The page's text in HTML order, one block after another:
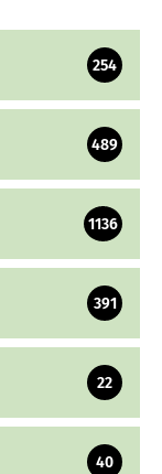
254
489
1136
391
22
40